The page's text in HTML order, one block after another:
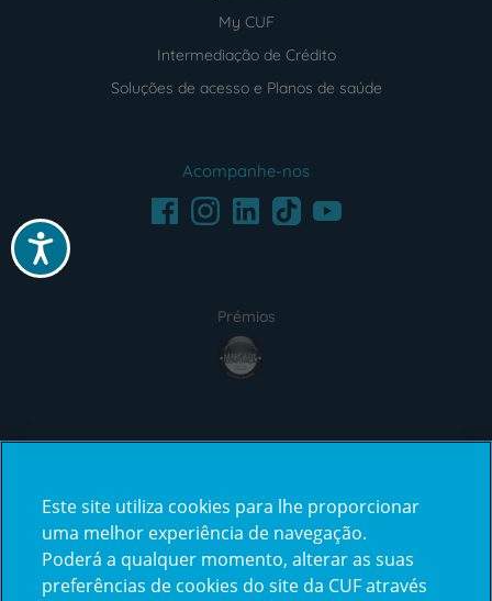
Acessibilidade
My CUF
Intermediação de Crédito
Soluções de acesso e Planos de saúde
Acompanhe-nos
FacebookInstagramLinkedInTikTokYoutube
Prémios
award4
certification2certification3
Este site utiliza cookies para lhe proporcionar
uma melhor experiência de navegação.
Poderá a qualquer momento, alterar as suas
preferências de cookies do site da CUF através